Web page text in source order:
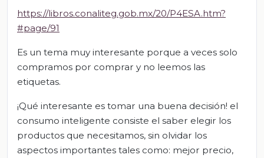
https://libros.conaliteg.gob.mx/20/P4ESA.htm?
#page/91
Es un tema muy interesante porque a veces solo
compramos por comprar y no leemos las
etiquetas.
¡Qué interesante es tomar una buena decisión! el
consumo inteligente consiste el saber elegir los
productos que necesitamos, sin olvidar los
aspectos importantes tales como: mejor precio,